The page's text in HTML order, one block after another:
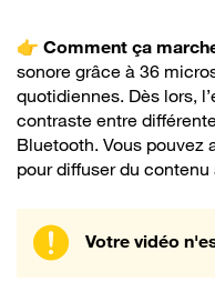
👉 Comment ça
sonore grâce à 36
quotidiennes. Dès lors,
contraste entre
Bluetooth. Vous pouvez
pour diffuser du
Votre vidéo